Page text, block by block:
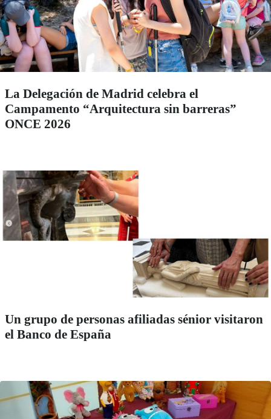
La Delegación de Madrid celebra el
Campamento “Arquitectura sin barreras”
ONCE 2026
Un grupo de personas afiliadas sénior visitaron
el Banco de España